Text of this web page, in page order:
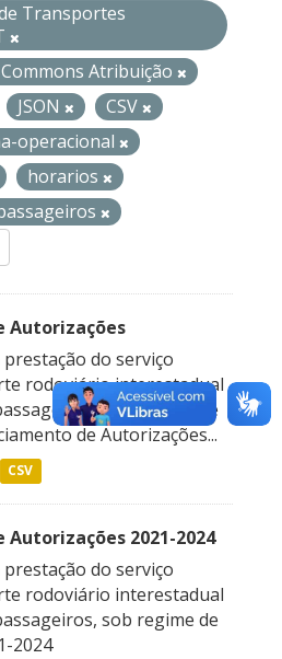
Transportes
Atribuição
JSON
CSV
operacional
horarios
Autorizações
do serviço
rodoviário interestadual
sob regime de
de Autorizações...
CSV
2021-2024
do serviço
rodoviário interestadual
sob regime de
2024